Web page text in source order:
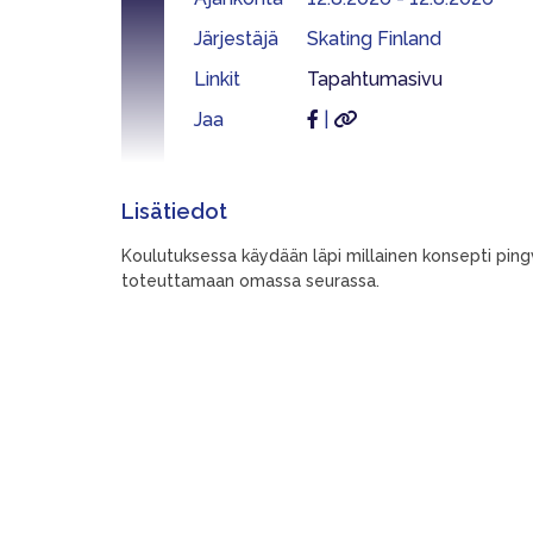
Järjestäjä
Skating Finland
Linkit
Tapahtumasivu
Jaa
Lisätiedot
Koulutuksessa käydään läpi millainen konsepti
toteuttamaan omassa seurassa.